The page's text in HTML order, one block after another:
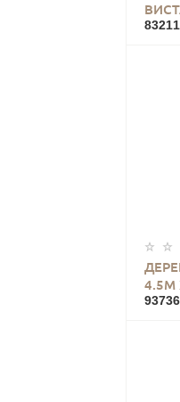
4.5М